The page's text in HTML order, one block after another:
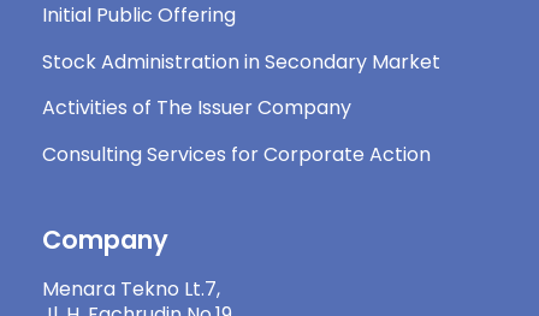
Initial Public Offering
Stock Administration in Secondary Market
Activities of The Issuer Company
Consulting Services for Corporate Action
Company
Menara Tekno Lt.7,